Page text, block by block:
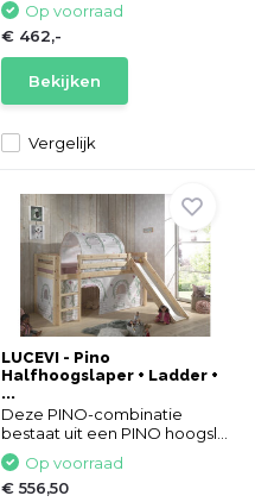
Vergelijk
Op voorraad
€ 462,-
Bekijken
LUCEVI - Pino
Halfhoogslaper + Ladder +
...
Deze PINO-combinatie
bestaat uit een PINO hoogsl...
Op voorraad
€ 556,50